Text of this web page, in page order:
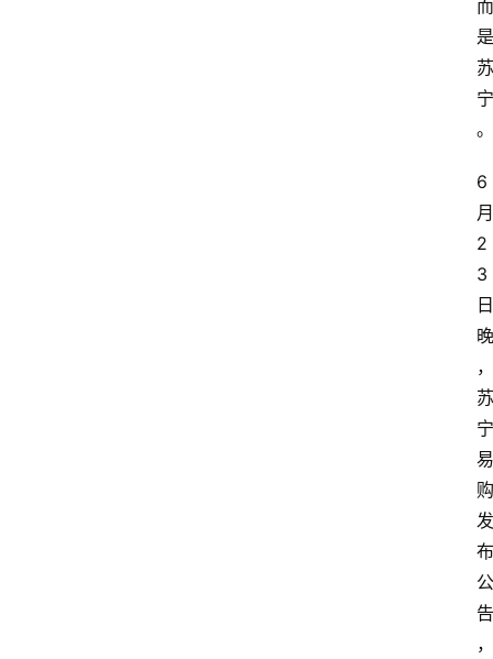
而
是
苏
宁
。
6
月
2
3
日
晚
，
苏
宁
易
购
发
布
公
告
，